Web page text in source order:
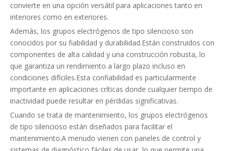
convierte en una opción versátil para aplicaciones tanto en
interiores como en exteriores.
Además, los grupos electrógenos de tipo silencioso son
conocidos por su fiabilidad y durabilidad.Están construidos con
componentes de alta calidad y una construcción robusta, lo
que garantiza un rendimiento a largo plazo incluso en
condiciones difíciles.Esta confiabilidad es particularmente
importante en aplicaciones críticas donde cualquier tiempo de
inactividad puede resultar en pérdidas significativas.
Cuando se trata de mantenimiento, los grupos electrógenos
de tipo silencioso están diseñados para facilitar el
mantenimiento.A menudo vienen con paneles de control y